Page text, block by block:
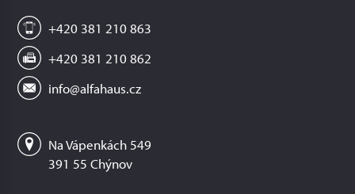
+420 381 210 863
+420 381 210 862
info@alfahaus.cz
Na Vápenkách 549
391 55 Chýnov